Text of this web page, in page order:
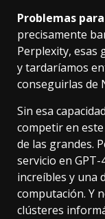
Problemas
precisamente
Perplexity, esas
y tardaríamos
conseguirlas de
Sin esa
competir en
de las grandes.
servicio en
increíbles y una
computación. Y
clústeres